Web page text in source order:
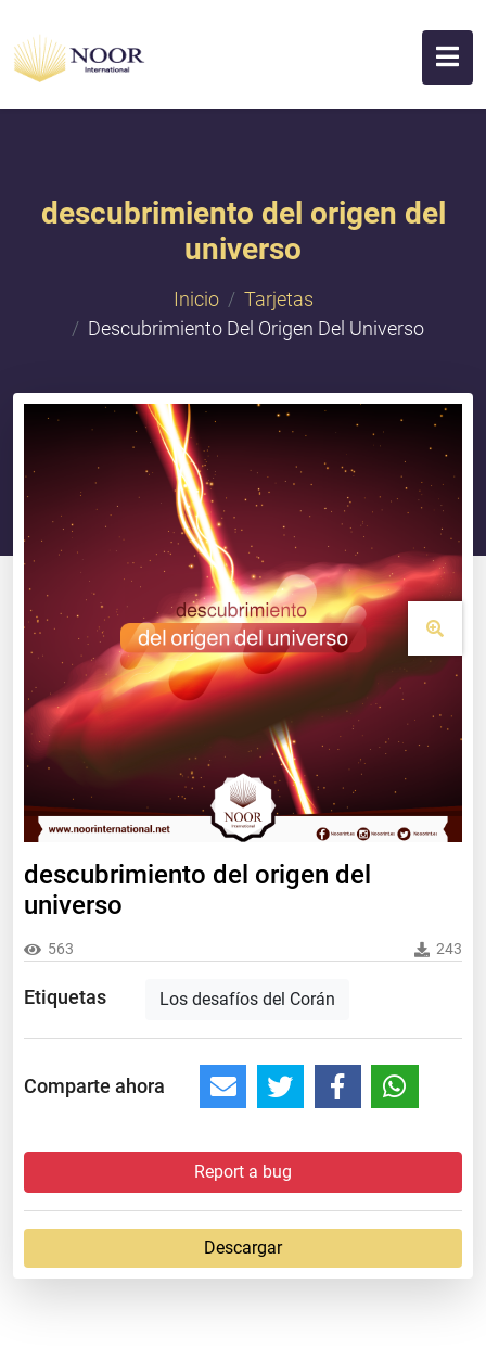
descubrimiento del origen del
universo
Inicio
Tarjetas
Descubrimiento Del Origen Del Universo
descubrimiento del origen del
universo
563 243
Etiquetas Los desafíos del Corán
Comparte ahora
Report a bug
Descargar